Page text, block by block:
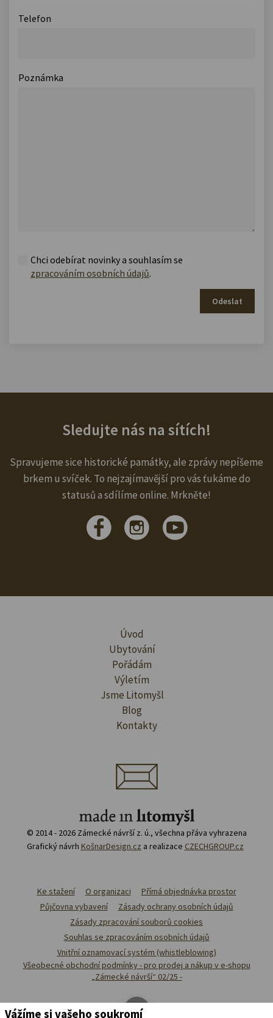
Telefon
Poznámka
Chci odebírat novinky a souhlasím se
zpracováním osobních údajů.
Odeslat
Sledujte nás na sítích!
Spravujeme sice historické památky, ale zprávy nepíšeme
brkem u svíček. To nejzajímavější pro vás ťukáme do
statusů a sdílíme online. Mrkněte!
Úvod
Ubytování
Pořádám
Výletím
Jsme Litomyšl
Blog
Kontakty
© 2014 - 2026 Zámecké návrší z. ú., všechna přáva vyhrazena
Grafický návrh KošnarDesign.cz a realizace CZECHGROUP.cz
Ke stažení O organizaci
Přímá objednávka prostor
Půjčovna vybavení
Zásady ochrany osobních údajů
Zásady zpracování souborů cookies
Souhlas se zpracováním osobních údajů
Vnitřní oznamovací systém (whistleblowing)
Všeobecné obchodní podmínky - pro prodej a nákup v e-shopu
„Zámecké návrší“ 02/25 -
Vážíme si vašeho soukromí